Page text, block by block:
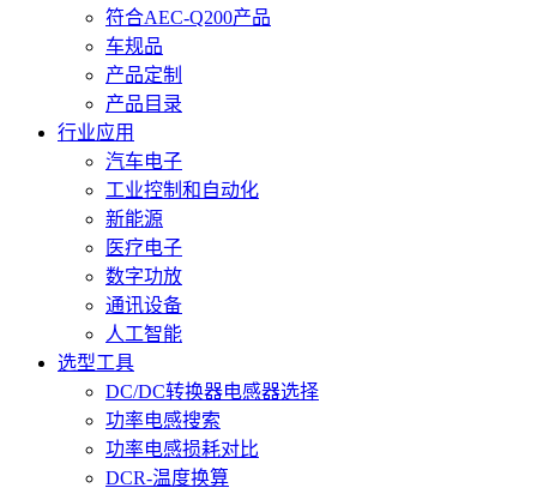
符合AEC-Q200产品
车规品
产品定制
产品目录
行业应用
汽车电子
工业控制和自动化
新能源
医疗电子
数字功放
通讯设备
人工智能
选型工具
DC/DC转换器电感器选择
功率电感搜索
功率电感损耗对比
DCR-温度换算